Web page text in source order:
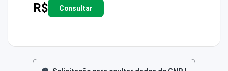
R$ Consultar